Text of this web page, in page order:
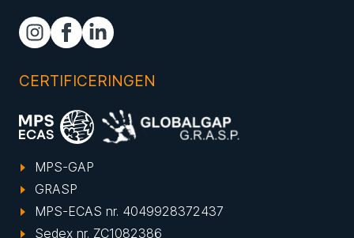
CERTIFICERINGEN
MPS-GAP
GRASP
MPS-ECAS nr. 4049928372437
Sedex nr. ZC1082386